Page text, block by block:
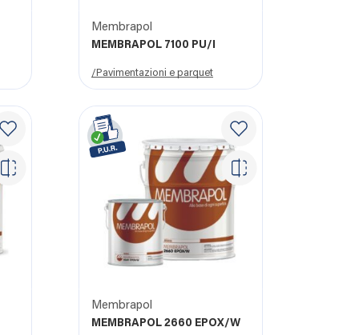
Membrapol
MEMBRAPOL 7100 PU/I
/Pavimentazioni e parquet
Membrapol
MEMBRAPOL 2660 EPOX/W